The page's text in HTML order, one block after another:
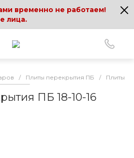
временно не работаем!
лица.
/ Плиты перекрытия ПБ / Плиты
ПБ 18-10-16